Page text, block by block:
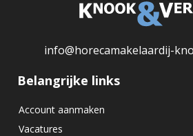
info@horecamakelaardij-
Belangrijke links
Account aanmaken
Vacatures